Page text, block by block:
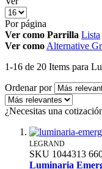
Por página
Ver como Parrilla Lista
Ver como Alternative
1-16 de 20 Items para
Ordenar por
¿Necesitas una
LEGRAND
SKU 1044313
Luminaria